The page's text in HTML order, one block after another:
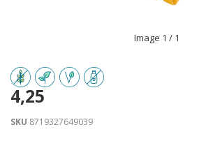
Image 1 / 1
4,25
SKU 8719327649039